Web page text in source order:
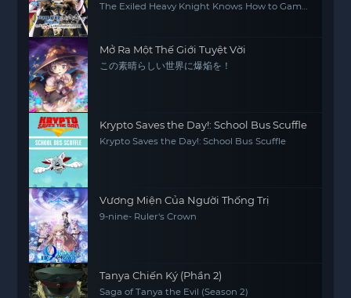
Game
The Exiled Heavy Knight Knows How to Game
Mở Ra Một Thế Giới Tuyệt Vời
この素晴らしい世界に爆焔を！
Krypto Saves the Day!: School Bus Scuffle
Krypto Saves the Day!: School Bus Scuffle
Vương Miện Của Người Thống Trị
9-nine- Ruler's Crown
Tanya Chiến Ký (Phần 2)
Saga of Tanya the Evil (Season 2)